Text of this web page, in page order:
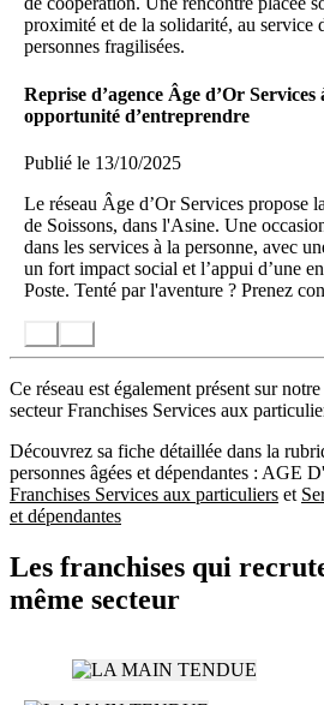
proximité et de la solidarité, au service
personnes fragilisées.
Reprise d’agence Âge d’Or Services
opportunité d’entreprendre
Publié le 13/10/2025
Le réseau Âge d’Or Services propose
de Soissons, dans l'Asine. Une
dans les services à la personne, avec
un fort impact social et l’appui d’une
Poste. Tenté par l'aventure ? Prenez
Ce réseau est également présent sur
secteur Franchises Services aux
Découvrez sa fiche détaillée dans la
personnes âgées et dépendantes : AGE
Franchises Services aux particuliers et
et dépendantes
Les franchises qui
même secteur